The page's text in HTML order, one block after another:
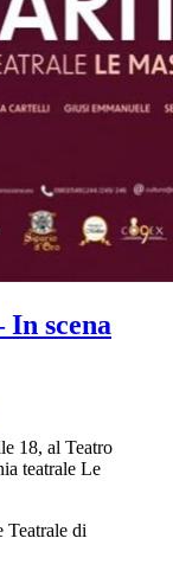
scena
18, al Teatro
teatrale Le
Teatrale di